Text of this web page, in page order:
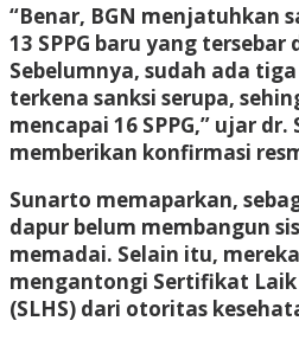
“Benar, BGN menjatuhkan
13 SPPG baru yang
Sebelumnya, sudah ada
terkena sanksi serupa,
mencapai 16 SPPG,” ujar
memberikan konfirmasi
Sunarto memaparkan,
dapur belum membangun
memadai. Selain itu,
mengantongi Sertifikat
(SLHS) dari otoritas